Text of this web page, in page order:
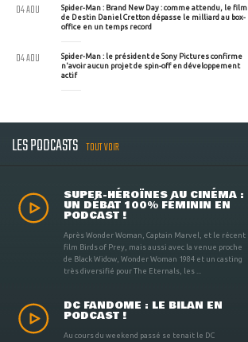
Spider-Man : Brand New Day : comme attendu, le film
de Destin Daniel Cretton dépasse le milliard au box-
office en un temps record
04 AOU
Spider-Man : le président de Sony Pictures confirme
n'avoir aucun projet de spin-off en développement
actif
04 AOU
LES PODCASTS TOUT VOIR
SUPER-HÉROÏNES AU CINÉMA :
UN DÉBAT 100% FÉMININ EN
PODCAST !
Après Wonder Woman, Captain Marvel, et le récent
film Birds of Prey, mais aussi avec la venue proche
de Black Widow, Wonder Woman 1984 et un casting
très diversifié pour The Eternals, les ...
DC FANDOME : LE BILAN EN
PODCAST !
Au cours du weekend passé se tenait le DC